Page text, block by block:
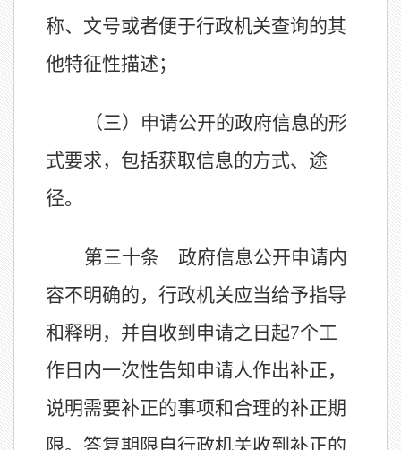
称、文号或者便于行政机关查询的其
他特征性描述；
（三）申请公开的政府信息的形
式要求，包括获取信息的方式、途
径。
第三十条 政府信息公开申请内
容不明确的，行政机关应当给予指导
和释明，并自收到申请之日起7个工
作日内一次性告知申请人作出补正，
说明需要补正的事项和合理的补正期
限。答复期限自行政机关收到补正的